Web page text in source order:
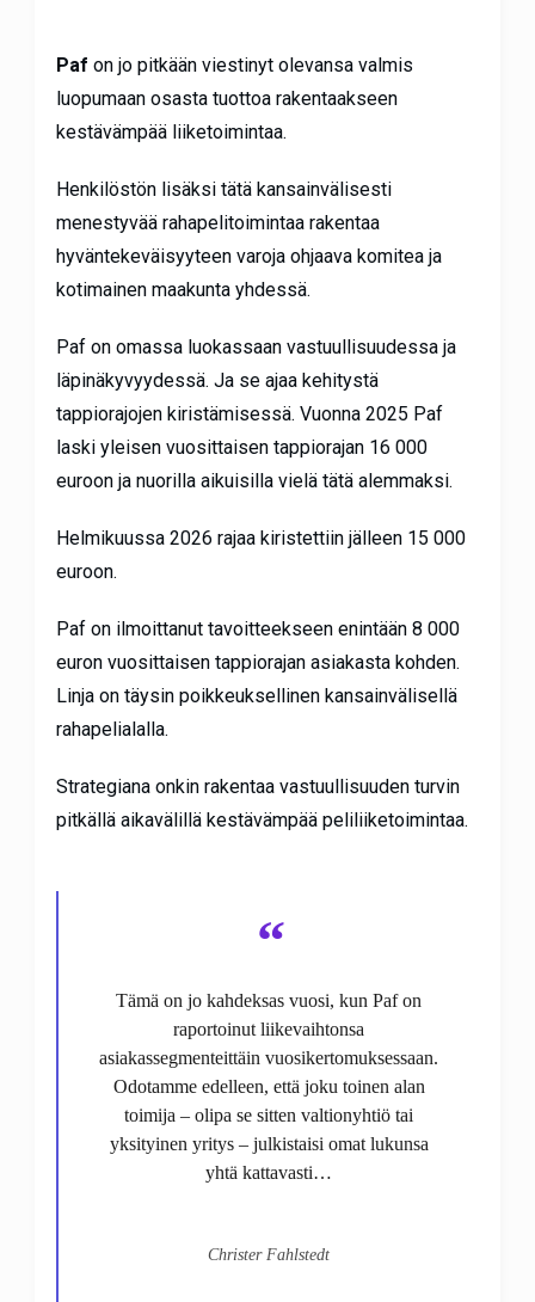
Paf on jo pitkään viestinyt olevansa valmis
luopumaan osasta tuottoa rakentaakseen
kestävämpää liiketoimintaa.
Henkilöstön lisäksi tätä kansainvälisesti
menestyvää rahapelitoimintaa rakentaa
hyväntekeväisyyteen varoja ohjaava komitea ja
kotimainen maakunta yhdessä.
Paf on omassa luokassaan vastuullisuudessa ja
läpinäkyvyydessä. Ja se ajaa kehitystä
tappiorajojen kiristämisessä. Vuonna 2025 Paf
laski yleisen vuosittaisen tappiorajan 16 000
euroon ja nuorilla aikuisilla vielä tätä alemmaksi.
Helmikuussa 2026 rajaa kiristettiin jälleen 15 000
euroon.
Paf on ilmoittanut tavoitteekseen enintään 8 000
euron vuosittaisen tappiorajan asiakasta kohden.
Linja on täysin poikkeuksellinen kansainvälisellä
rahapelialalla.
Strategiana onkin rakentaa vastuullisuuden turvin
pitkällä aikavälillä kestävämpää peliliiketoimintaa.
“
Tämä on jo kahdeksas vuosi, kun Paf on
raportoinut liikevaihtonsa
asiakassegmenteittäin vuosikertomuksessaan.
Odotamme edelleen, että joku toinen alan
toimija – olipa se sitten valtionyhtiö tai
yksityinen yritys – julkistaisi omat lukunsa
yhtä kattavasti…
Christer Fahlstedt